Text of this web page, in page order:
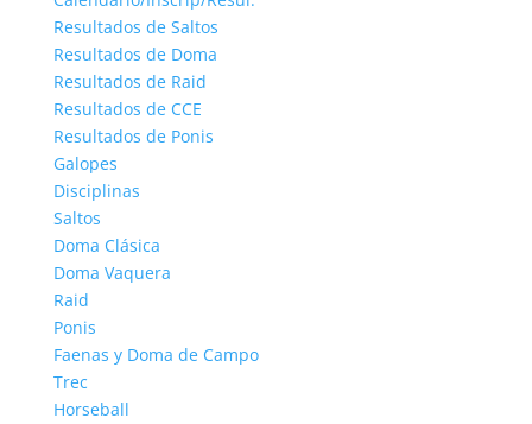
Resultados de Saltos
Resultados de Doma
Resultados de Raid
Resultados de CCE
Resultados de Ponis
Galopes
Disciplinas
Saltos
Doma Clásica
Doma Vaquera
Raid
Ponis
Faenas y Doma de Campo
Trec
Horseball